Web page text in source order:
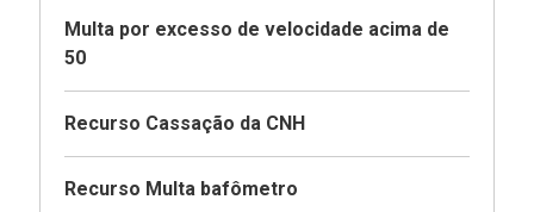
Multa por excesso de velocidade acima de
50
Recurso Cassação da CNH
Recurso Multa bafômetro